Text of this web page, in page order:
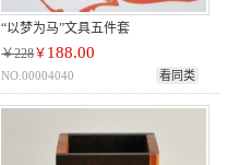
“以梦为马”文具五件套
￥228￥ 188.00
NO.00004040 看同类